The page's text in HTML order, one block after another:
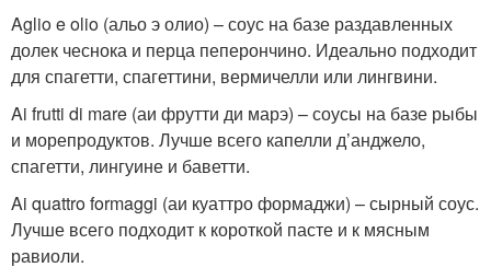
Aglio e olio (альо э олио) – соус на базе раздавленных
долек чеснока и перца пеперончино. Идеально подходит
для спагетти, спагеттини, вермичелли или лингвини.
Ai frutti di mare (аи фрутти ди марэ) – соусы на базе рыбы
и морепродуктов. Лучше всего капелли д’анджело,
спагетти, лингуине и баветти.
Ai quattro formaggi (аи куаттро формаджи) – сырный соус.
Лучше всего подходит к короткой пасте и к мясным
равиоли.